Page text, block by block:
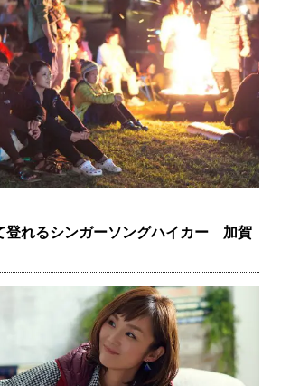
登れるシンガーソングハイカー 加賀